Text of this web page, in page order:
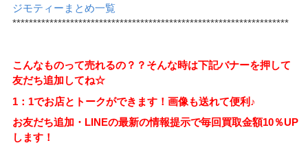
ジモティーまとめ一覧
*******************************************************************
こんなものって売れるの？？そんな時は下記バナーを押して
友だち追加してね☆
1：1でお店とトークができます！画像も送れて便利♪
お友だち追加・LINEの最新の情報提示で毎回買取金額10％UP
します！